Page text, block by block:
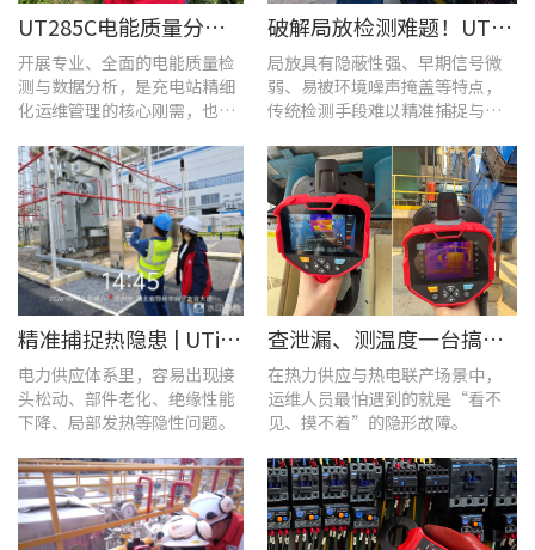
UT285C电能质量分析仪解决充电站三相用电各类难题
开展专业、全面的电能质量检
测与数据分析，是充电站精细
化运维管理的核心刚需，也是
转的关键环节。
破解局放检测难题！UT568B手持式声学成像仪让隐患“可视化”
局放具有隐蔽性强、早期信号微
弱、易被环境噪声掩盖等特点，
传统检测手段难以精准捕捉与定
精准捕捉热隐患 | UTi1020C红外热成像仪在发电站的实测应用
电力供应体系里，容易出现接
头松动、部件老化、绝缘性能
下降、局部发热等隐性问题。
查泄漏、测温度一台搞定！UT568F红外声成像仪让设备巡检更高效
在热力供应与热电联产场景中，
运维人员最怕遇到的就是“看不
见、摸不着”的隐形故障。